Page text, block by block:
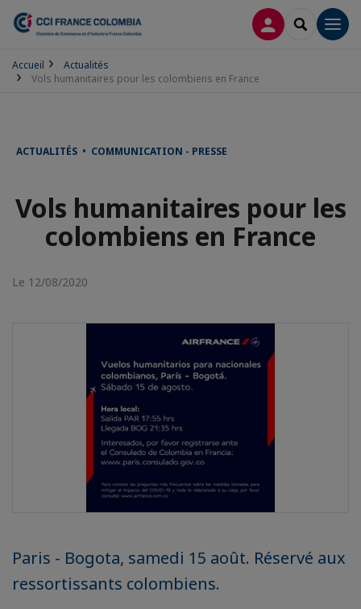
CONNEXION
Accueil
Actualités
Vols humanitaires pour les colombiens en France
ACTUALITÉS • COMMUNICATION - PRESSE
Vols humanitaires pour les
colombiens en France
Le 12/08/2020
Paris - Bogota, samedi 15 août. Réservé aux
ressortissants colombiens.